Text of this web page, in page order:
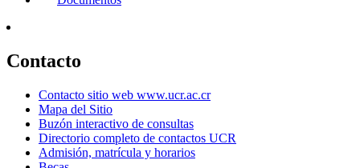
Contacto
Contacto sitio web www.ucr.ac.cr
Mapa del Sitio
Buzón interactivo de consultas
Directorio completo de contactos UCR
Admisión, matrícula y horarios